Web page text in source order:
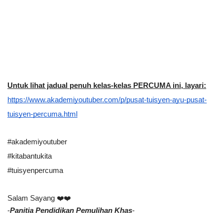
Untuk lihat jadual penuh kelas-kelas PERCUMA ini, layari:
https://www.akademiyoutuber.com/p/pusat-tuisyen-ayu-pusat-
tuisyen-percuma.html
#akademiyoutuber
#kitabantukita
#tuisyenpercuma
Salam Sayang ❤️❤️
-Panitia Pendidikan Pemulihan Khas-